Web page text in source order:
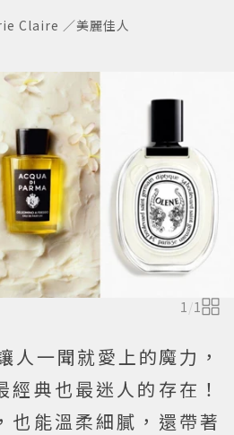
Claire ／美麗佳人
1 /1
人一聞就愛上的魔力，
經典也最迷人的存在！
也能溫柔細膩，還帶著